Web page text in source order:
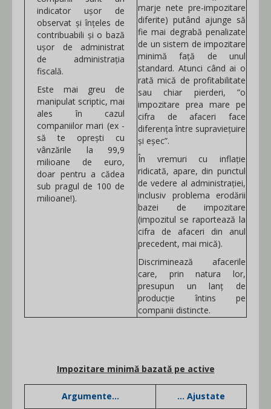
indicator ușor de
observat și înțeles de
contribuabili și o bază
ușor de administrat
de administrația
fiscală.
Este mai greu de
manipulat scriptic, mai
ales în cazul
companiilor mari (ex -
să te oprești cu
vânzările la 99,9
milioane de euro,
doar pentru a cădea
sub pragul de 100 de
milioane!).
marje nete pre-impozitare
diferite) putând ajunge să
fie mai degrabă penalizate
de un sistem de impozitare
minimă față de unul
standard. Atunci când ai o
rată mică de profitabilitate
sau chiar pierderi, ”o
impozitare prea mare pe
cifra de afaceri face
diferența între supraviețuire
și eșec”.
În vremuri cu inflație
ridicată, apare, din punctul
de vedere al administrației,
inclusiv problema erodării
bazei de impozitare
(impozitul se raportează la
cifra de afaceri din anul
precedent, mai mică).
Discriminează afacerile
care, prin natura lor,
presupun un lanț de
producție întins pe
companii distincte.
Impozitare minimă bazată pe active
Argumente... ... Ajustate